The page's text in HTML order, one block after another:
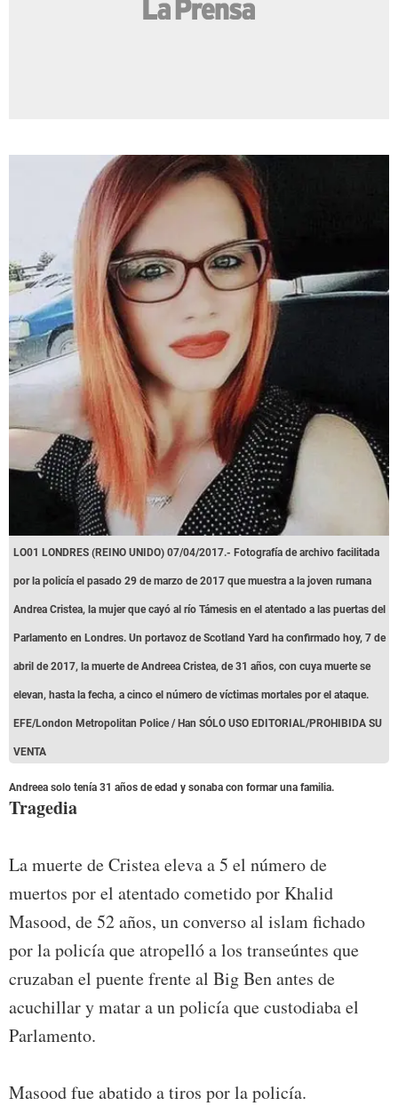
LO01 LONDRES (REINO UNIDO) 07/04/2017.- Fotografía de archivo facilitada
por la policía el pasado 29 de marzo de 2017 que muestra a la joven rumana
Andrea Cristea, la mujer que cayó al río Támesis en el atentado a las puertas del
Parlamento en Londres. Un portavoz de Scotland Yard ha confirmado hoy, 7 de
abril de 2017, la muerte de Andreea Cristea, de 31 años, con cuya muerte se
elevan, hasta la fecha, a cinco el número de víctimas mortales por el ataque.
EFE/London Metropolitan Police / Han SÓLO USO EDITORIAL/PROHIBIDA SU
VENTA
Andreea solo tenía 31 años de edad y sonaba con formar una familia.
Tragedia
La muerte de Cristea eleva a 5 el número de
muertos por el atentado cometido por Khalid
Masood, de 52 años, un converso al islam fichado
por la policía que atropelló a los transeúntes que
cruzaban el puente frente al Big Ben antes de
acuchillar y matar a un policía que custodiaba el
Parlamento.
Masood fue abatido a tiros por la policía.